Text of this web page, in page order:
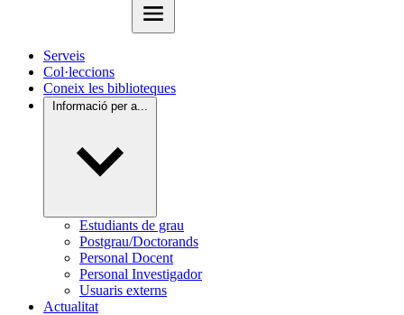
Serveis
Col·leccions
Coneix les biblioteques
Informació per a...
Estudiants de grau
Postgrau/Doctorands
Personal Docent
Personal Investigador
Usuaris externs
Actualitat